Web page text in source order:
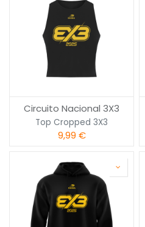
Circuito Nacional 3X3
Top Cropped 3X3
9,99 €